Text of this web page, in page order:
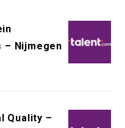
– Nijmegen
Quality –